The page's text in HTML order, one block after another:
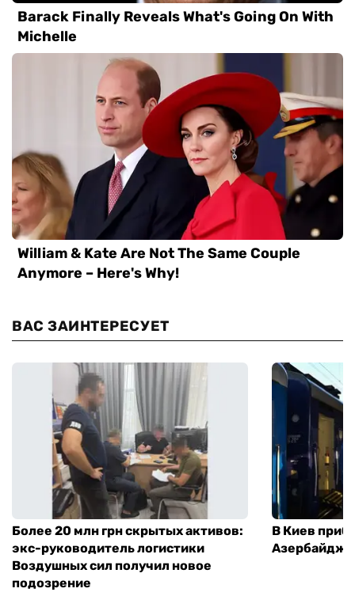
ВАС ЗАИНТЕРЕСУЕТ
Более 20 млн грн скрытых активов:
экс-руководитель логистики
Воздушных сил получил новое
подозрение
В Киев